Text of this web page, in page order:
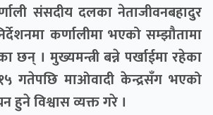
संसदीय दलका नेताजीवनबहादुर
कर्णालीमा भएको सम्झौतामा
छन् । मुख्यमन्त्री बन्ने पर्खाईमा रहेका
गतेपछि माओवादी केन्द्रसँग भएको
हुने विश्वास व्यक्त गरे ।